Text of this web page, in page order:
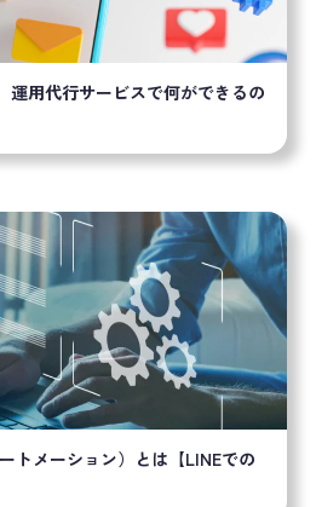
運用代行サービスで何ができるの
トメーション）とは【LINEでの